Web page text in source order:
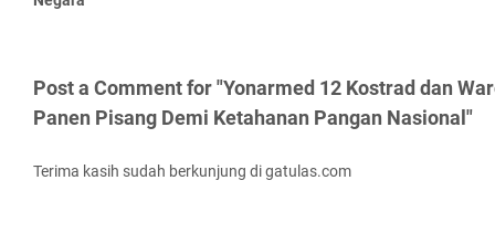
Post a Comment for "Yonarmed 12 Kostrad dan
Panen Pisang Demi Ketahanan Pangan Nasional"
Terima kasih sudah berkunjung di gatulas.com